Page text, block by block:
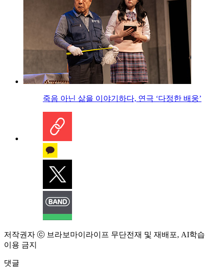
죽음 아닌 삶을 이야기하다, 연극 ‘다정한 배웅’
저작권자 ⓒ 브라보마이라이프 무단전재 및 재배포, AI학습
이용 금지
댓글